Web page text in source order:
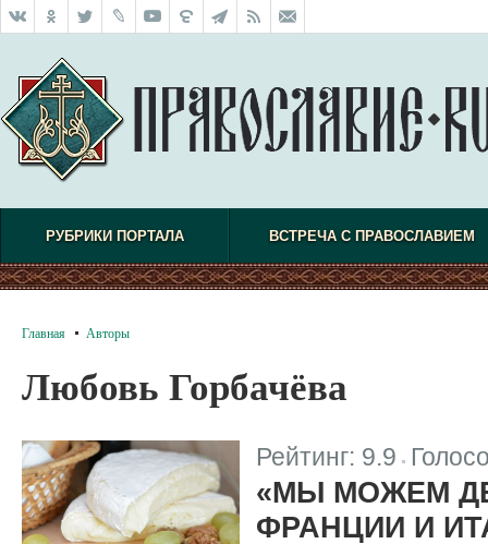
РУБРИКИ ПОРТАЛА ВСТРЕЧА С ПРАВОСЛАВИЕМ
Главная Авторы
Любовь Горбачёва
Рейтинг: 9.9
«МЫ МОЖЕМ
ФРАНЦИИ И